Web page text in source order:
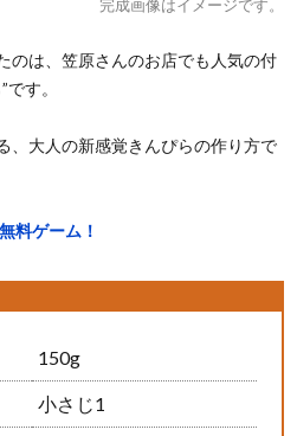
完成画像はイメージです。
のは、笠原さんのお店でも人気の付
す。
、大人の新感覚きんぴらの作り方で
料ゲーム！
150g
小さじ1